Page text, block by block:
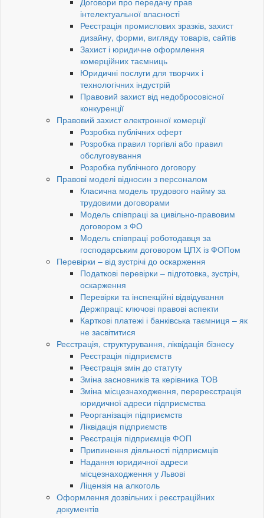
інтелектуальної власності
Реєстрація промислових зразків, захист
дизайну, форми, вигляду товарів, сайтів
Захист і юридичне оформлення
комерційних таємниць
Юридичні послуги для творчих і
технологічних індустрій
Правовий захист від недобросовісної
конкуренції
Правовий захист електронної комерції
Розробка публічних оферт
Розробка правил торгівлі або правил
обслуговування
Розробка публічного договору
Правові моделі відносин з персоналом
Класична модель трудового найму за
трудовими договорами
Модель співпраці за цивільно-правовим
договором з ФО
Модель співпраці роботодавця за
господарським договором ЦПХ із ФОПом
Перевірки – від зустрічі до оскарження
Податкові перевірки – підготовка, зустріч,
оскарження
Перевірки та інспекційні відвідування
Держпраці: ключові правові аспекти
Карткові платежі і банківська таємниця – як
не засвітитися
Реєстрація, структурування, ліквідація бізнесу
Реєстрація підприємств
Реєстрація змін до статуту
Зміна засновників та керівника ТОВ
Зміна місцезнаходження, перереєстрація
юридичної адреси підприємства
Реорганізація підприємств
Ліквідація підприємств
Реєстрація підприємців ФОП
Припинення діяльності підприємців
Надання юридичної адреси
місцезнаходження у Львові
Ліцензія на алкоголь
Оформлення дозвільних і реєстраційних
документів